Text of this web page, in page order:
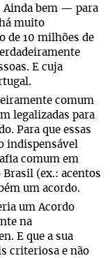
Ainda bem — para
muito
de 10 milhões de
E cuja
comum
legalizadas para
Para que essas
indispensável
comum em
(ex.: acentos
um acordo.
um Acordo
na
E que a sua
criteriosa e não